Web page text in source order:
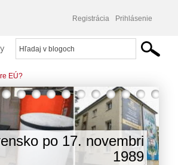
Registrácia Prihlásenie
EÚ?
po 17. novembri
1989